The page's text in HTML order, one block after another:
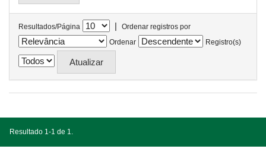
Resultados/Página |
Ordenar registros por
Ordenar
Registro(s)
Resultado 1-1 de 1.